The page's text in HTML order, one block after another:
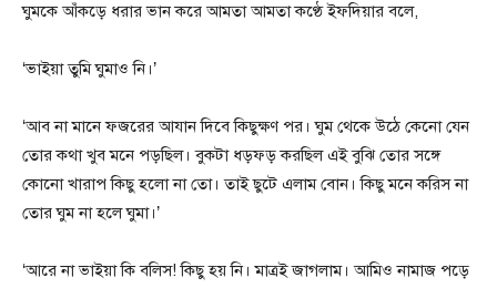
ঘুমকে আঁকড়ে ধরার ভান করে আমতা আমতা কণ্ঠে ইফদিয়ার বলে,
‘ভাইয়া তুমি ঘুমাও নি।’
‘আব না মানে ফজরের আযান দিবে কিছুক্ষণ পর। ঘুম থেকে উঠে কেনো যেন
তোর কথা খুব মনে পড়ছিল। বুকটা ধড়ফড় করছিল এই বুঝি তোর সঙ্গে
কোনো খারাপ কিছু হলো না তো। তাই ছুটে এলাম বোন। কিছু মনে করিস না
তোর ঘুম না হলে ঘুমা।’
‘আরে না ভাইয়া কি বলিস! কিছু হয় নি। মাত্রই জাগলাম। আমিও নামাজ পড়ে